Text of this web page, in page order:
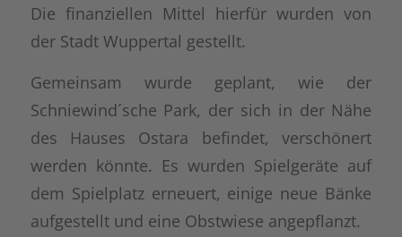
Die finanziellen Mittel hierfür wurden von
der Stadt Wuppertal gestellt.
Gemeinsam wurde geplant, wie der
Schniewind´sche Park, der sich in der Nähe
des Hauses Ostara befindet, verschönert
werden könnte. Es wurden Spielgeräte auf
dem Spielplatz erneuert, einige neue Bänke
aufgestellt und eine Obstwiese angepflanzt.